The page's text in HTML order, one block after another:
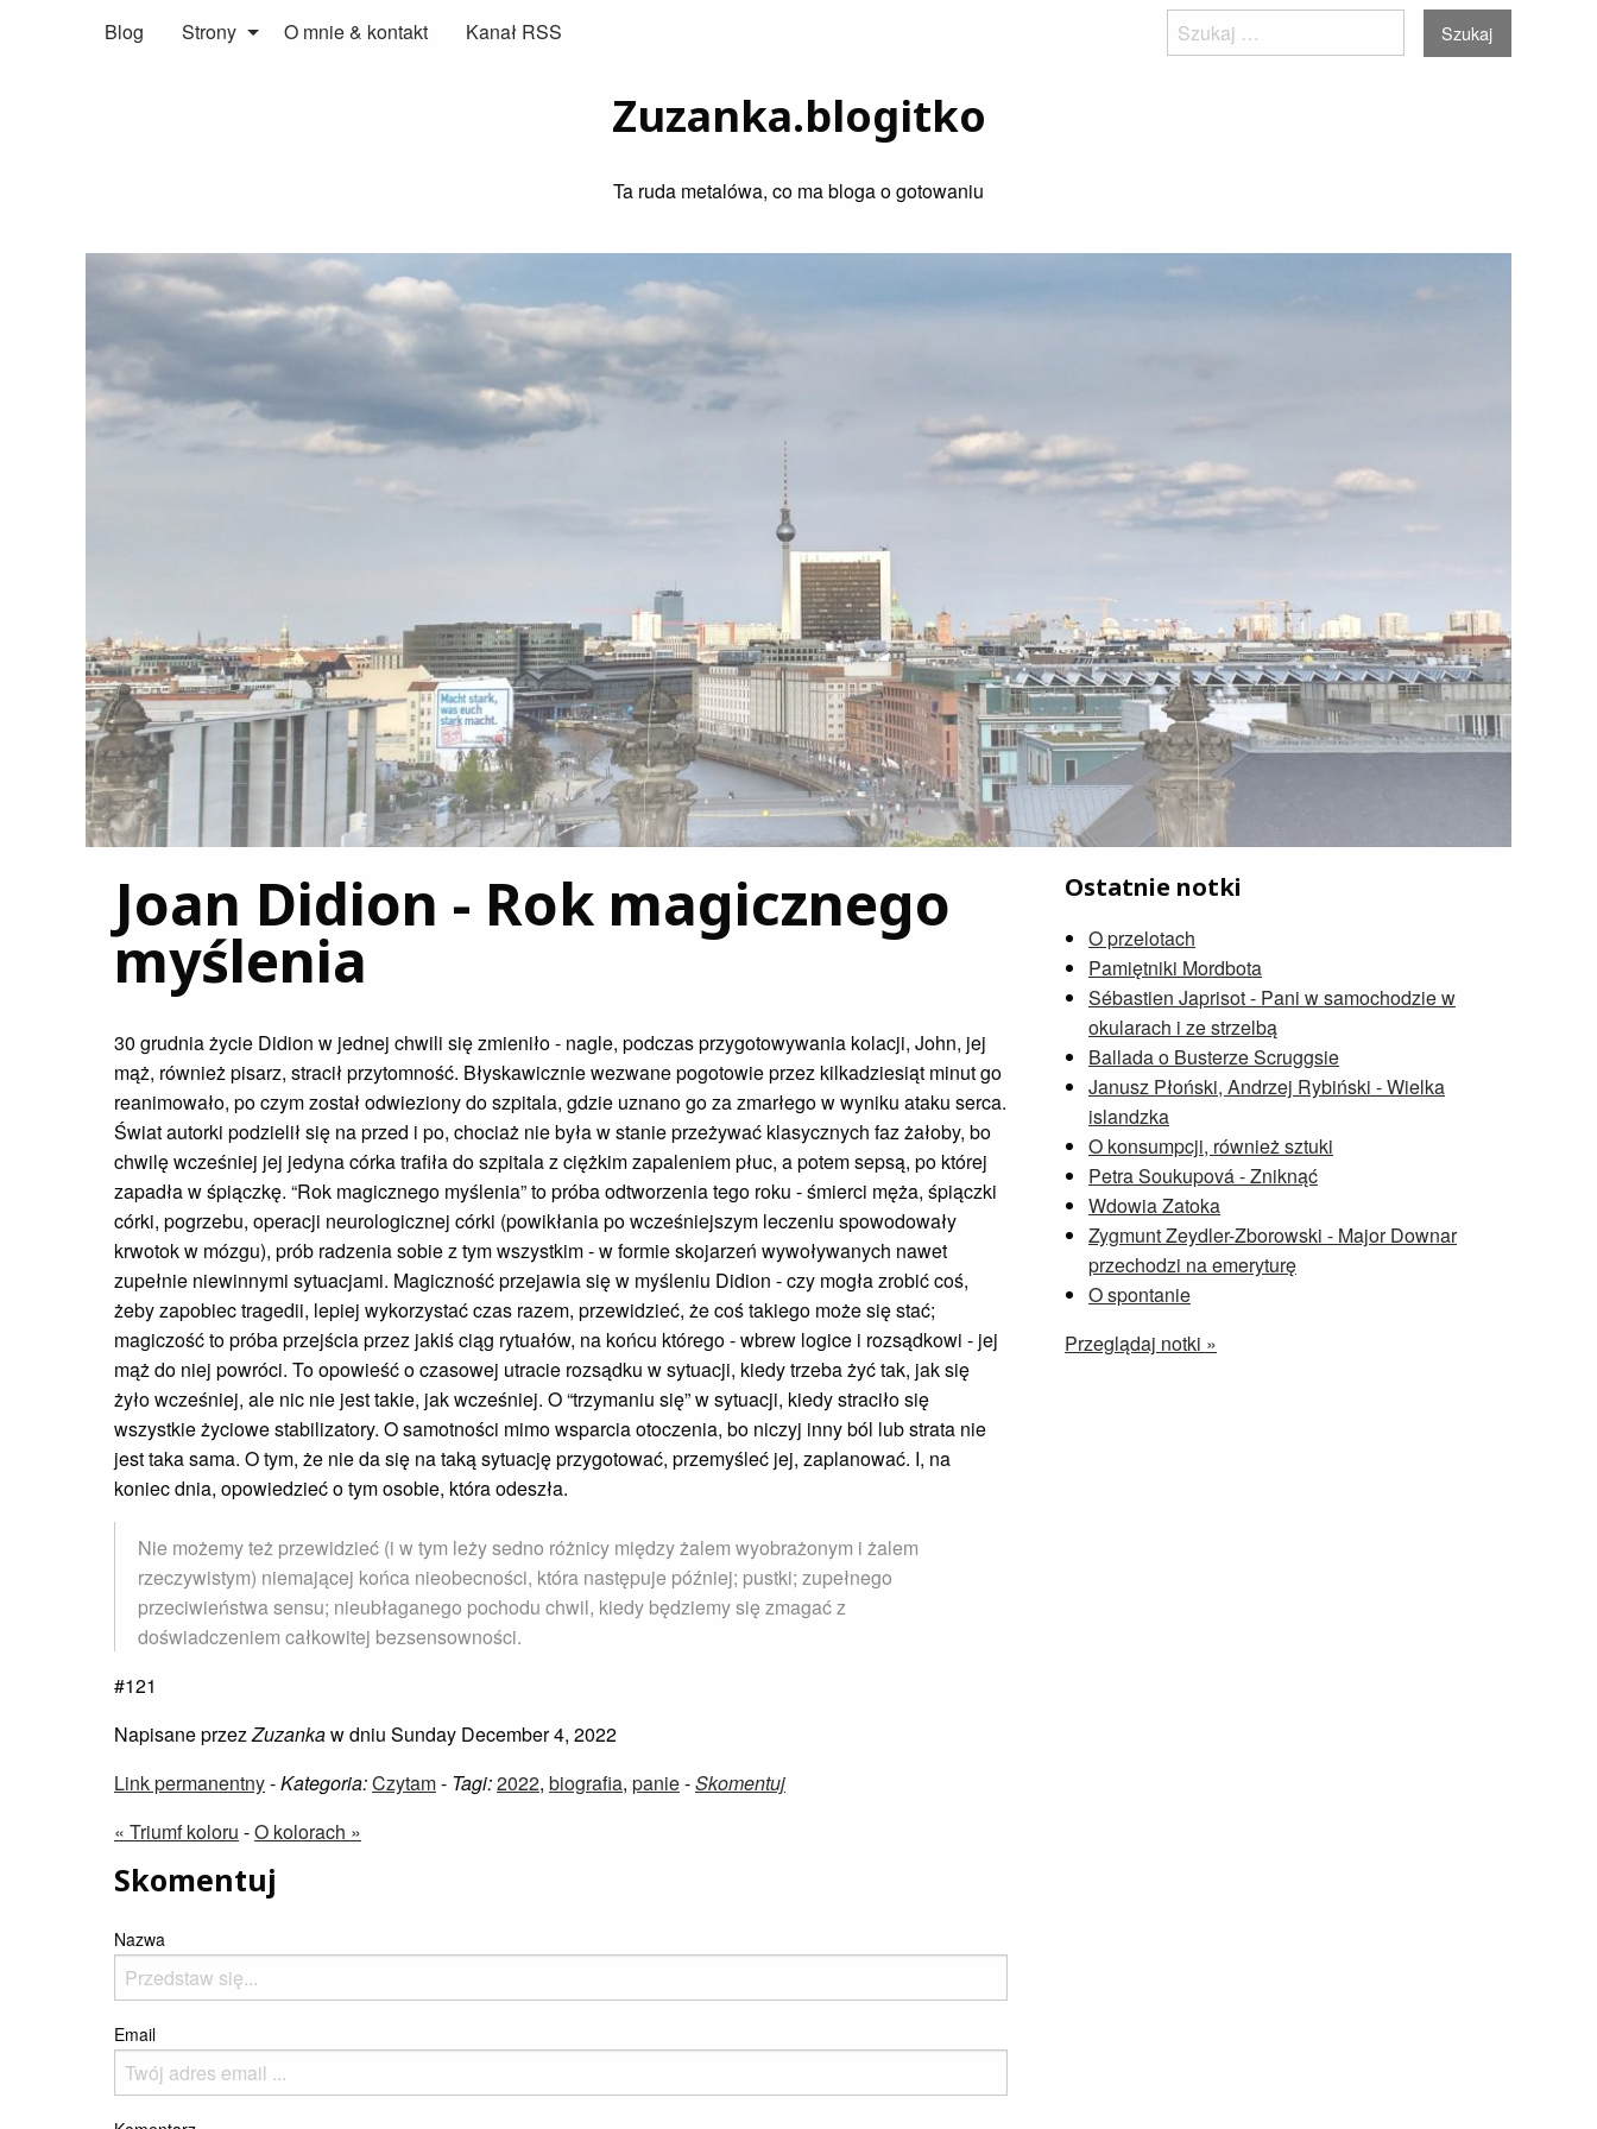
Blog Strony O mnie & kontakt Kanał RSS Szukaj
Zuzanka.blogitko
Ta ruda metalówa, co ma bloga o gotowaniu
Joan Didion - Rok magicznego
myślenia
30 grudnia życie Didion w jednej chwili się zmieniło - nagle, podczas przygotowywania kolacji, John, jej
mąż, również pisarz, stracił przytomność. Błyskawicznie wezwane pogotowie przez kilkadziesiąt minut go
reanimowało, po czym został odwieziony do szpitala, gdzie uznano go za zmarłego w wyniku ataku serca.
Świat autorki podzielił się na przed i po, chociaż nie była w stanie przeżywać klasycznych faz żałoby, bo
chwilę wcześniej jej jedyna córka trafiła do szpitala z ciężkim zapaleniem płuc, a potem sepsą, po której
zapadła w śpiączkę. “Rok magicznego myślenia” to próba odtworzenia tego roku - śmierci męża, śpiączki
córki, pogrzebu, operacji neurologicznej córki (powikłania po wcześniejszym leczeniu spowodowały
krwotok w mózgu), prób radzenia sobie z tym wszystkim - w formie skojarzeń wywoływanych nawet
zupełnie niewinnymi sytuacjami. Magiczność przejawia się w myśleniu Didion - czy mogła zrobić coś,
żeby zapobiec tragedii, lepiej wykorzystać czas razem, przewidzieć, że coś takiego może się stać;
magiczość to próba przejścia przez jakiś ciąg rytuałów, na końcu którego - wbrew logice i rozsądkowi - jej
mąż do niej powróci. To opowieść o czasowej utracie rozsądku w sytuacji, kiedy trzeba żyć tak, jak się
żyło wcześniej, ale nic nie jest takie, jak wcześniej. O “trzymaniu się” w sytuacji, kiedy straciło się
wszystkie życiowe stabilizatory. O samotności mimo wsparcia otoczenia, bo niczyj inny ból lub strata nie
jest taka sama. O tym, że nie da się na taką sytuację przygotować, przemyśleć jej, zaplanować. I, na
koniec dnia, opowiedzieć o tym osobie, która odeszła.
Nie możemy też przewidzieć (i w tym leży sedno różnicy między żalem wyobrażonym i żalem
rzeczywistym) niemającej końca nieobecności, która następuje później; pustki; zupełnego
przeciwieństwa sensu; nieubłaganego pochodu chwil, kiedy będziemy się zmagać z
doświadczeniem całkowitej bezsensowności.
#121
Napisane przezZuzankaw dniu Sunday December 4, 2022
Link permanentny-Kategoria:Czytam- Tagi:2022, biografia, panie-Skomentuj
« Triumf koloru -O kolorach »
Skomentuj
Nazwa
Email
Ostatnie notki
O przelotach
Pamiętniki Mordbota
Sébastien Japrisot - Pani w samochodzie w
okularach i ze strzelbą
Ballada o Busterze Scruggsie
Janusz Płoński, Andrzej Rybiński - Wielka
islandzka
O konsumpcji, również sztuki
Petra Soukupová - Zniknąć
Wdowia Zatoka
Zygmunt Zeydler-Zborowski - Major Downar
przechodzi na emeryturę
O spontanie
Przeglądaj notki »